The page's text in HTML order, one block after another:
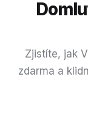
Zjistíte, jak
zdarma a